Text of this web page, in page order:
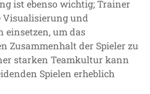
ist ebenso wichtig; Trainer
und
einsetzen, um das
Zusammenhalt der Spieler zu
starken Teamkultur kann
Spielen erheblich